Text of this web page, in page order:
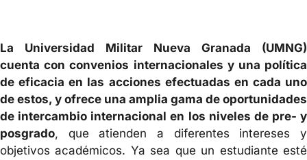
La Universidad Militar Nueva Granada (UMNG)
cuenta con convenios internacionales y una política
de eficacia en las acciones efectuadas en cada uno
de estos, y ofrece una amplia gama de oportunidades
de intercambio internacional en los niveles de pre- y
posgrado, que atienden a diferentes intereses y
objetivos académicos. Ya sea que un estudiante esté